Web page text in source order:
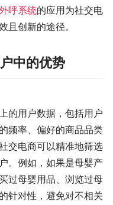
呼系统的应用为社交电
且创新的途径。
中的优势
的用户数据，包括用户
频率、偏好的商品品类
交电商可以精准地筛选
。例如，如果是母婴产
过母婴用品、浏览过母
针对性，避免对不相关